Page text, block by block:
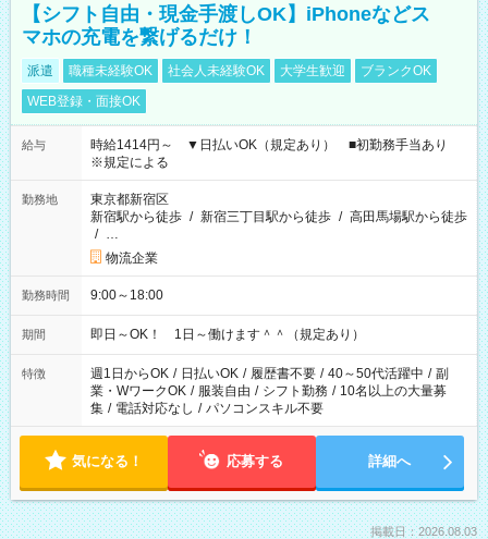
【シフト自由・現金手渡しOK】iPhoneなどス
マホの充電を繋げるだけ！
派遣 職種未経験OK 社会人未経験OK 大学生歓迎
ブランクOK
WEB登録・面接OK
給与
時給1414円～ ▼日払いOK（規定あり） ■初勤務手当あり
※規定による
勤務地
東京都新宿区
新宿駅から徒歩 / 新宿三丁目駅から徒歩 / 高田馬場駅から徒歩
/ …
物流企業
勤務時間 9:00～18:00
期間 即日～OK！ 1日～働けます＾＾（規定あり）
特徴 週1日からOK / 日払いOK / 履歴書不要 / 40～50代活躍中 / 副
業・WワークOK / 服装自由 / シフト勤務 / 10名以上の大量募
集 / 電話対応なし / パソコンスキル不要
気になる！ 応募する 詳細へ
掲載日：2026.08.03